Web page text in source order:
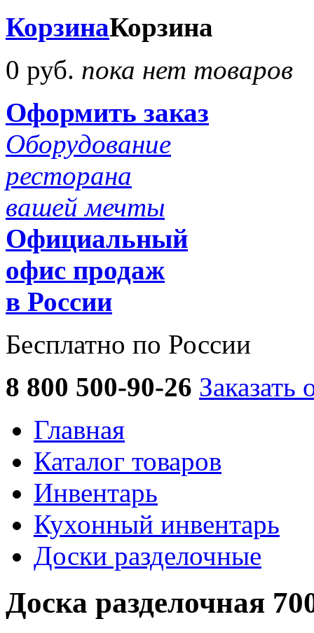
КорзинаКорзина
0 руб. пока нет товаров
Оформить заказ
Оборудование
ресторана
вашей мечты
Официальный
офис продаж
в России
Бесплатно по России
8 800 500-90-26 Заказать
Главная
Каталог товаров
Инвентарь
Кухонный инвентарь
Доски разделочные
Доска разделочная